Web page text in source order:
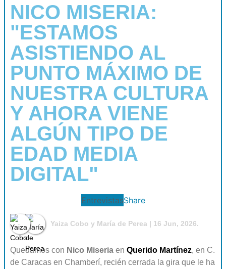
NICO MISERIA:
"ESTAMOS
ASISTIENDO AL
PUNTO MÁXIMO DE
NUESTRA CULTURA
Y AHORA VIENE
ALGÚN TIPO DE
EDAD MEDIA
DIGITAL"
EntrevistasShare
⁠Yaiza Cobo y María de Perea | 16 Jun, 2026.
Quedamos con Nico Miseria en Querido Martínez, en C.
de Caracas en Chamberí, recién cerrada la gira que le ha